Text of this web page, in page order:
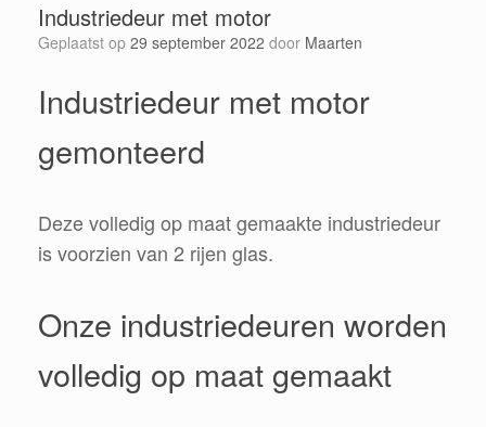
Industriedeur met motor
Geplaatst op 29 september 2022 door Maarten
Industriedeur met motor
gemonteerd
Deze volledig op maat gemaakte industriedeur
is voorzien van 2 rijen glas.
Onze industriedeuren worden
volledig op maat gemaakt